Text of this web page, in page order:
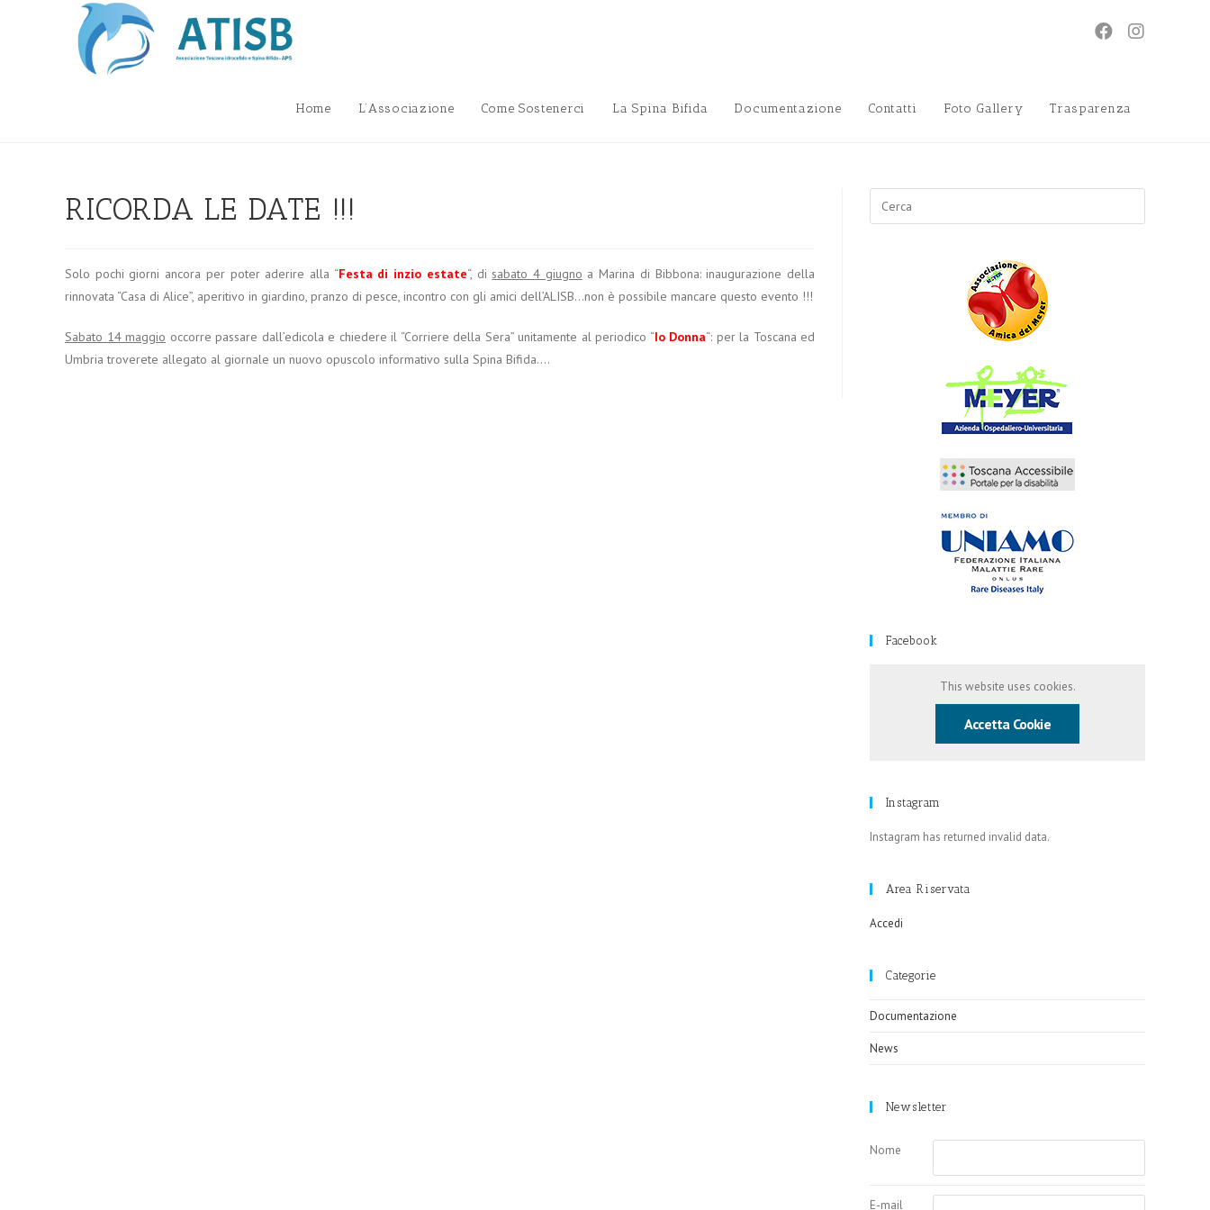
Home L’Associazione Come Sostenerci La Spina Bifida Documentazione Contatti Foto Gallery Trasparenza
RICORDA LE DATE !!!
Solo pochi giorni ancora per poter aderire alla “Festa di inzio estate“, disabato 4 giugno a Marina di Bibbona: inaugurazione della
rinnovata “Casa di Alice”, aperitivo in giardino, pranzo di pesce, incontro con gli amici dell’ALISB…non è possibile mancare questo evento !!!
Sabato 14 maggio occorre passare dall’edicola e chiedere il “Corriere della Sera” unitamente al periodico “Io Donna“: per la Toscana ed
Umbria troverete allegato al giornale un nuovo opuscolo informativo sulla Spina Bifida….
Facebook
This website uses cookies.
Accetta Cookie
Instagram
Instagram has returned invalid data.
Area Riservata
Accedi
Categorie
Documentazione
News
Newsletter
Nome
E-mail